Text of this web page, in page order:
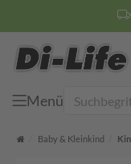
Menü
Startseite
Baby & Kleinkind